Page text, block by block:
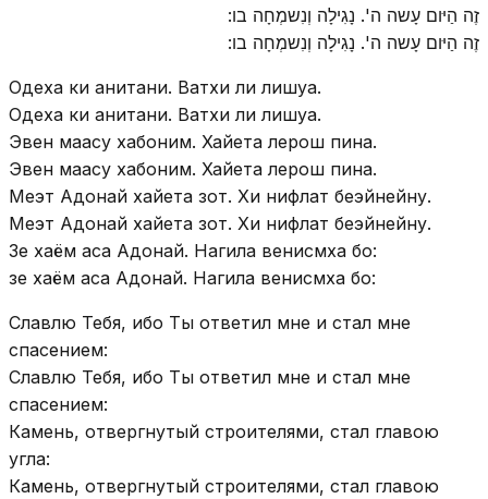
זֶה הַיּום עָשה ה'. נָגִילָה וְנִשמְחָה בו:
זֶה הַיּום עָשה ה'. נָגִילָה וְנִשמְחָה בו:
Одеха ки анитани. Ватхи ли лишуа.
Одеха ки анитани. Ватхи ли лишуа.
Эвен маасу хабоним. Хайета лерош пина.
Эвен маасу хабоним. Хайета лерош пина.
Меэт Адонай хайета зот. Хи нифлат беэйнейну.
Меэт Адонай хайета зот. Хи нифлат беэйнейну.
Зе хаём аса Адонай. Нагила венисмха бо:
зе хаём аса Адонай. Нагила венисмха бо:
Славлю Тебя, ибо Ты ответил мне и стал мне
спасением:
Славлю Тебя, ибо Ты ответил мне и стал мне
спасением:
Камень, отвергнутый строителями, стал главою
угла:
Камень, отвергнутый строителями, стал главою